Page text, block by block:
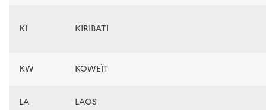
KI KIRIBATI
KW KOWEÏT
LA LAOS